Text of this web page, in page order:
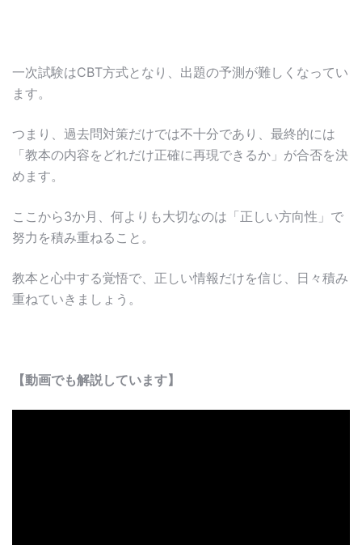
一次試験はCBT方式となり、出題の予測が難しくなってい
ます。
つまり、過去問対策だけでは不十分であり、最終的には
「教本の内容をどれだけ正確に再現できるか」が合否を決
めます。
ここから3か月、何よりも大切なのは「正しい方向性」で
努力を積み重ねること。
教本と心中する覚悟で、正しい情報だけを信じ、日々積み
重ねていきましょう。
【動画でも解説しています】